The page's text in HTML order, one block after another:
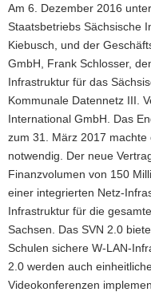
f
e
n
d
e
N
a
v
i
g
a
t
i
o
n
o
n
t
i
o
n
Am 6. Dezember 2016
Staatsbetriebs Sächsische
Kiebusch, und der
GmbH, Frank Schlosser,
Infrastruktur für das
Kommunale Datennetz III.
International GmbH. Das
zum 31. März 2017 machte
notwendig. Der neue
Finanzvolumen von 150
einer integrierten Netz-
Infrastruktur für die
Sachsen. Das SVN 2.0
Schulen sichere W-LAN-
2.0 werden auch
Videokonferenzen